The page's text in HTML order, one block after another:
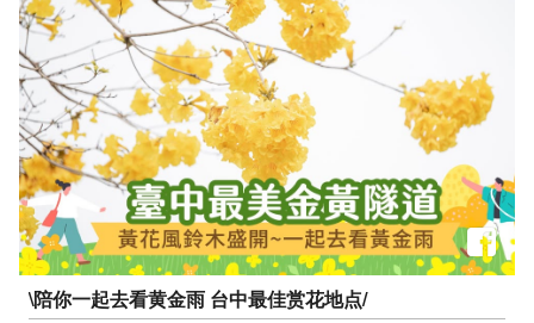
游网上曝光喔！ #taichungtravels #travel #scenery
#Landscape #taiwan #taichung #discovertaichung #여
행 #풍경 #観光 #旅行 #风景 #台中 #大玩台中 #台中景点
#打卡景点 #台中风景 #台中旅游 #世界唐氏症日 #天生我
材台中雾峰站 #天生我才台中南屯站
\陪你一起去看黄金雨 台中最佳赏花地点/